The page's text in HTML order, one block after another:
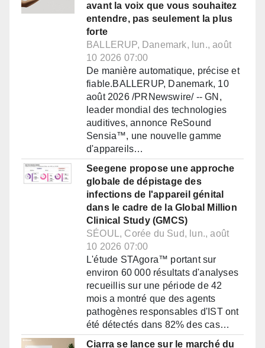
avant la voix que vous souhaitez
entendre, pas seulement la plus
forte
BALLERUP, Danemark, lun., août
10 2026 07:00
De manière automatique, précise et
fiable.BALLERUP, Danemark, 10
août 2026 /PRNewswire/ -- GN,
leader mondial des technologies
auditives, annonce ReSound
Sensia™, une nouvelle gamme
d'appareils…
Seegene propose une approche
globale de dépistage des
infections de l'appareil génital
dans le cadre de la Global Million
Clinical Study (GMCS)
SÉOUL, Corée du Sud, lun., août
10 2026 07:00
L'étude STAgora™ portant sur
environ 60 000 résultats d'analyses
recueillis sur une période de 42
mois a montré que des agents
pathogènes responsables d'IST ont
été détectés dans 82% des cas…
Ciarra se lance sur le marché du